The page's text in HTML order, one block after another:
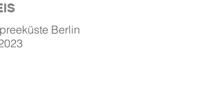
Berlin